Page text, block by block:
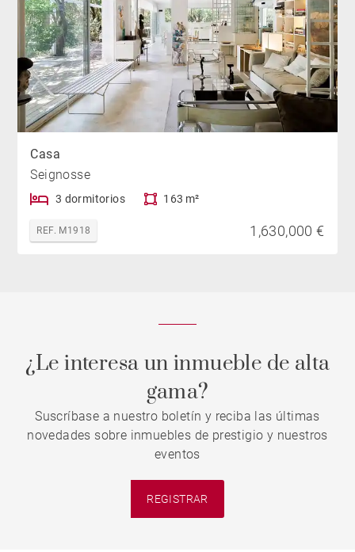
Casa
Seignosse
3 dormitorios 163 m²
REF. M1918 1,630,000 €
¿Le interesa un inmueble de alta
gama?
Suscríbase a nuestro boletín y reciba las últimas
novedades sobre inmuebles de prestigio y nuestros
eventos
REGISTRAR